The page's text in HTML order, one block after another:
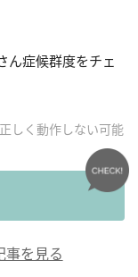
ん症候群度をチェ
しく動作しない可能
事を見る